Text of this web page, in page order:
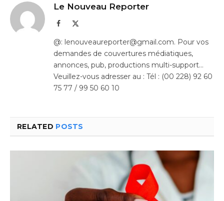
Le Nouveau Reporter
Facebook
@: lenouveaureporter@gmail.com. Pour vos
demandes de couvertures médiatiques,
annonces, pub, productions multi-support…
Veuillez-vous adresser au : Tél : (00 228) 92 60
75 77 / 99 50 60 10
RELATED POSTS